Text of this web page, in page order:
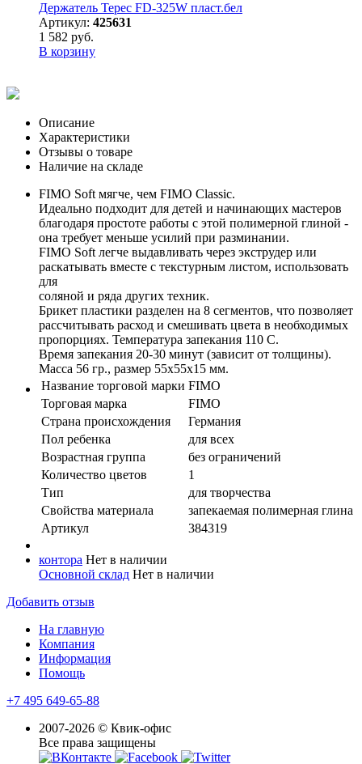
Держатель Терес FD-325W пласт.бел
Артикул: 425631
1 582 руб.
В корзину
Описание
Характеристики
Отзывы о товаре
Наличие на складе
FIMO Soft мягче, чем FIMO Classic.
Идеально подходит для детей и начинающих мастеров
благодаря простоте работы с этой полимерной глиной -
она требует меньше усилий при разминании.
FIMO Soft легче выдавливать через экструдер или
раскатывать вместе с текстурным листом, использовать
для
соляной и ряда других техник.
Брикет пластики разделен на 8 сегментов, что позволяет
рассчитывать расход и смешивать цвета в необходимых
пропорциях. Температура запекания 110 С.
Время запекания 20-30 минут (зависит от толщины).
Масса 56 гр., размер 55x55x15 мм.
Название торговой марки FIMO
Торговая марка
FIMO
Страна происхождения
Германия
Пол ребенка
для всех
Возрастная группа
без ограничений
Количество цветов
1
Тип
для творчества
Свойства материала
запекаемая полимерная глина
Артикул
384319
контора Нет в наличии
Основной склад Нет в наличии
Добавить отзыв
На главную
Компания
Информация
Помощь
+7 495 649-65-88
2007-2026 © Квик-офис
Все права защищены